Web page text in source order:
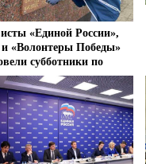
«Единой России»,
«Волонтеры Победы»
субботники по
памятников ВОВ